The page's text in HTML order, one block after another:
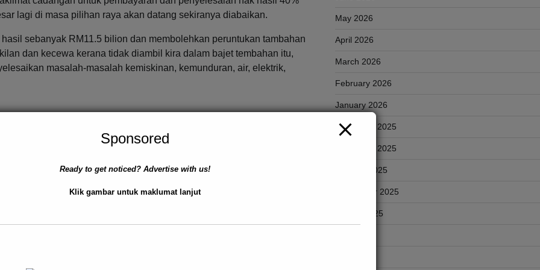
lagi di masa pilihan raya akan datang sekiranya diabaikan.
sebanyak RM11.5 bilion dan membolehkan peruntukan tambahan
dan kecewa kerana tidak diambil kira dalam bajet tembahan itu,
masalah-masalah kemiskinan, kemunduran, air, elektrik,
Next:
May 2026
April 2026
March 2026
February 2026
January 2026
December 2025
November 2025
October 2025
September 2025
August 2025
Sponsored
Ready to get noticed? Advertise with us!
Klik gambar untuk maklumat lanjut